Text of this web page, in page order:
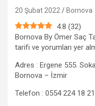
20 Şubat 2022 Bornova
4.8 (32)
Bornova By Ömer Saç
tarifi ve yorumları yer
Adres : Ergene 555.
Bornova – İzmir
Telefon : 0554 224 18 21